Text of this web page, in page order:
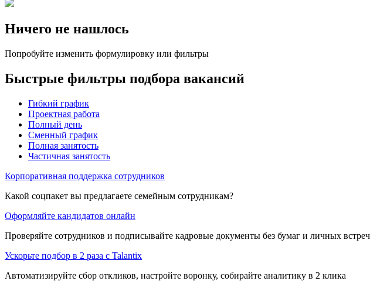
Ничего не нашлось
Попробуйте изменить формулировку или фильтры
Быстрые фильтры подбора вакансий
Гибкий график
Проектная работа
Полный день
Сменный график
Полная занятость
Частичная занятость
Корпоративная поддержка сотрудников
Какой соцпакет вы предлагаете семейным сотрудникам?
Оформляйте кандидатов онлайн
Проверяйте сотрудников и подписывайте кадровые документы без бумаг и личных встреч
Ускорьте подбор в 2 раза с Talantix
Автоматизируйте сбор откликов, настройте воронку, собирайте аналитику в 2 клика